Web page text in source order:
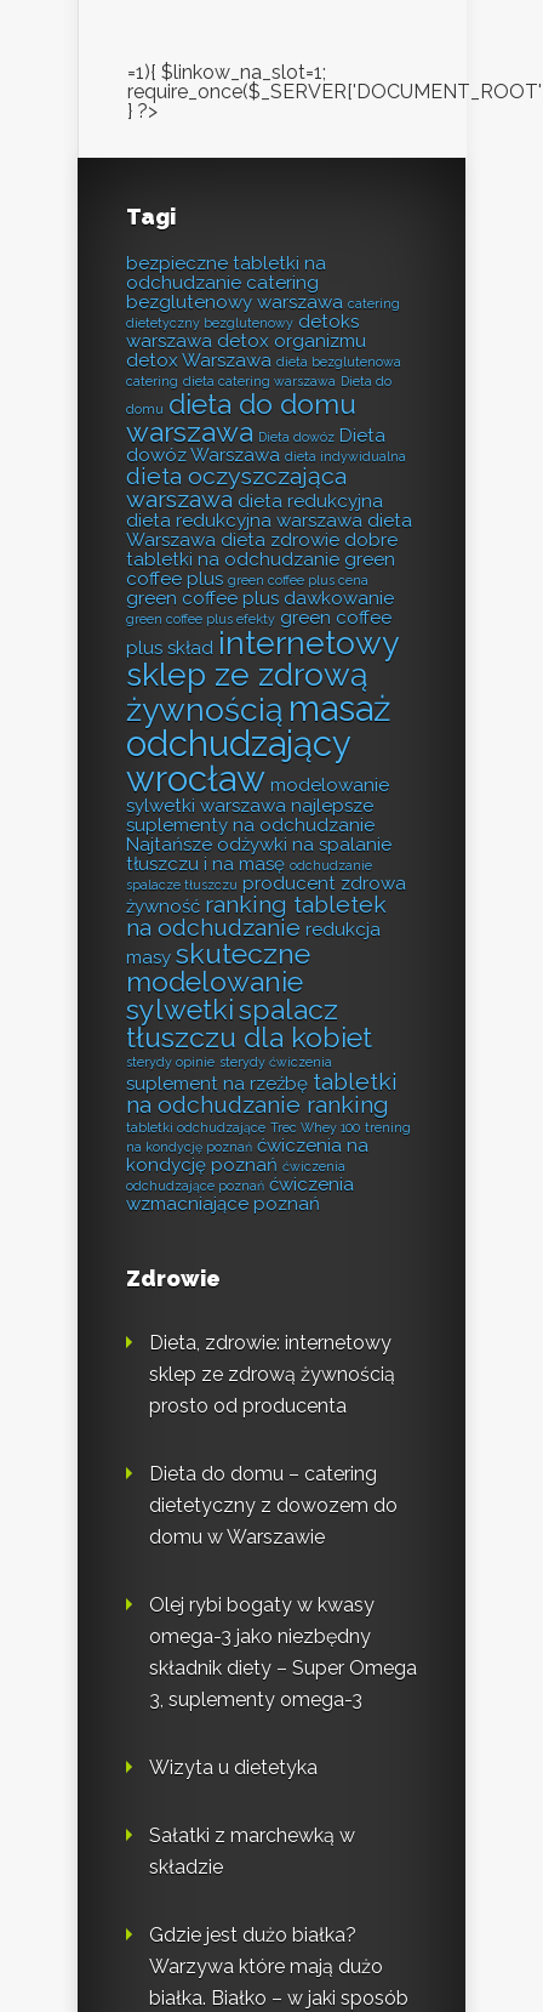
=1){ $linkow_na_slot=1;
} ?>
Tagi
bezpieczne tabletki na
odchudzanie catering
bezglutenowy warszawa catering
dietetyczny bezglutenowy detoks
warszawa detox organizmu
detox Warszawa dieta bezglutenowa
catering dieta catering warszawa Dieta do
domu dieta do domu
warszawa Dieta dowóz Dieta
dowóz Warszawa dieta indywidualna
dieta oczyszczająca
warszawa dieta redukcyjna
dieta redukcyjna warszawa dieta
Warszawa dieta zdrowie dobre
tabletki na odchudzanie green
coffee plus green coffee plus cena
green coffee plus dawkowanie
green coffee plus efekty green coffee
plus skład internetowy
sklep ze zdrową
żywnością masaż
odchudzający
wrocław modelowanie
sylwetki warszawa najlepsze
suplementy na odchudzanie
Najtańsze odżywki na spalanie
tłuszczu i na masę odchudzanie
spalacze tłuszczu producent zdrowa
żywność ranking tabletek
na odchudzanie redukcja
masy skuteczne
modelowanie
sylwetkispalacz
tłuszczu dla kobiet
sterydy opinie sterydy ćwiczenia
suplement na rzeźbę tabletki
na odchudzanie ranking
tabletki odchudzające Trec Whey 100 trening
na kondycję poznań ćwiczenia na
kondycję poznań ćwiczenia
odchudzające poznań ćwiczenia
wzmacniające poznań
Zdrowie
Dieta, zdrowie: internetowy
sklep ze zdrową żywnością
prosto od producenta
Dieta do domu – catering
dietetyczny z dowozem do
domu w Warszawie
Olej rybi bogaty w kwasy
omega-3 jako niezbędny
składnik diety – Super Omega
3, suplementy omega-3
Wizyta u dietetyka
Sałatki z marchewką w
składzie
Gdzie jest dużo białka?
Warzywa które mają dużo
białka. Białko – w jaki sposób